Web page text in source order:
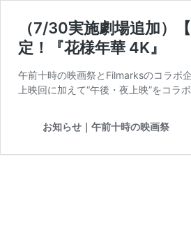
（7/30実施劇場追加）
定！『花様年華 4K』
午前十時の映画祭とFilmarksのコラボ
上映回に加えて“午後・夜上映”をコ
お知らせ｜午前十時の映画祭